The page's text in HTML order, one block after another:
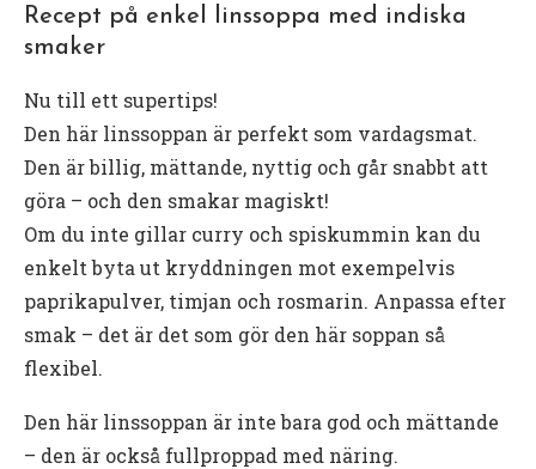
Recept på enkel linssoppa med indiska
smaker
Nu till ett supertips!
Den här linssoppan är perfekt som vardagsmat.
Den är billig, mättande, nyttig och går snabbt att
göra – och den smakar magiskt!
Om du inte gillar curry och spiskummin kan du
enkelt byta ut kryddningen mot exempelvis
paprikapulver, timjan och rosmarin. Anpassa efter
smak – det är det som gör den här soppan så
flexibel.
Den här linssoppan är inte bara god och mättande
– den är också fullproppad med näring.